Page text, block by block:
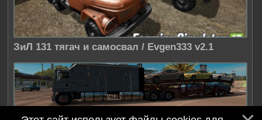
ЗиЛ 131 тягач и самосвал / Evgen333 v2.1